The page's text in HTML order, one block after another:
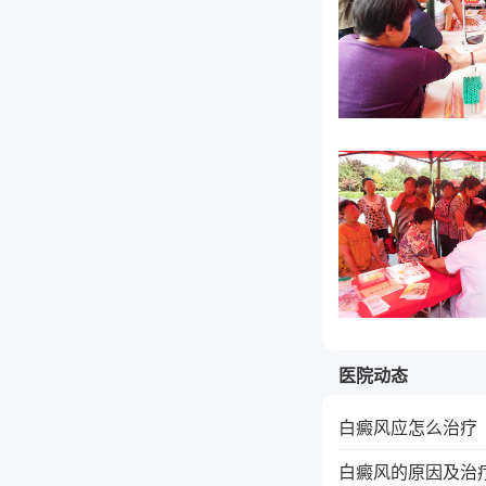
医院动态
白癜风应怎么治疗
白癜风的原因及治